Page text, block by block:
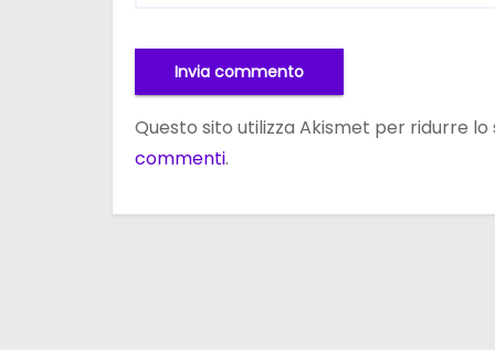
Questo sito utilizza Akismet per ridurre lo
commenti.